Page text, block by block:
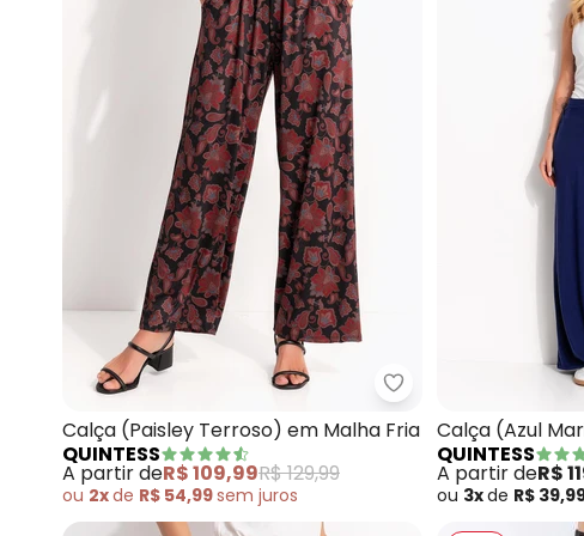
Quintess - Calça
Calça (Paisley Terroso) em Malha Fria
QUINTESS
A partir deR$ 109,99R$ 129,99
ou 2xde R$ 54,99sem juros
Calça (Azul
Canelada
QUINTESS
A partir deR$
ou 3xde R$